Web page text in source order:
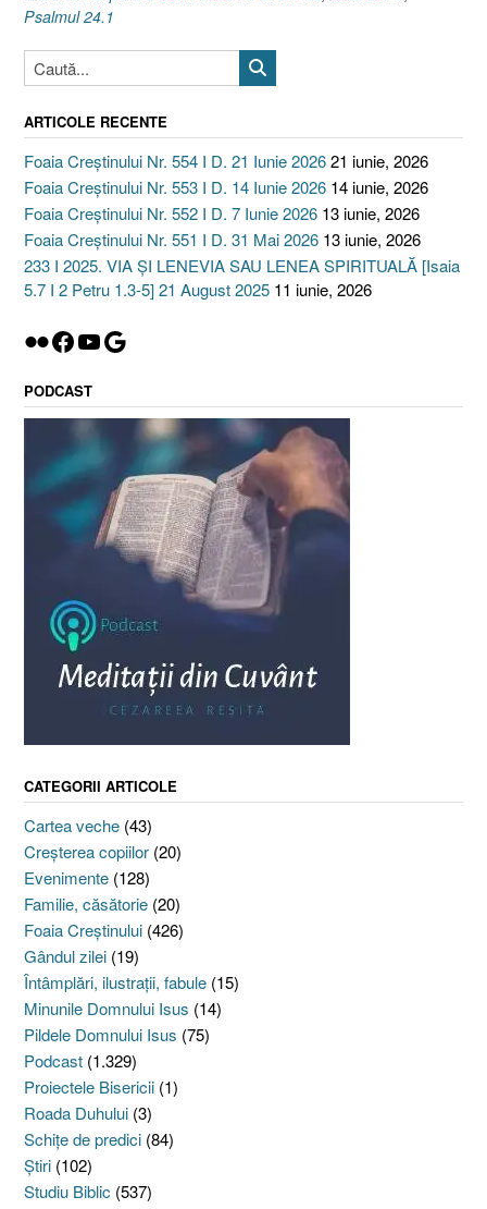
Psalmul 24.1
ARTICOLE RECENTE
Foaia Creștinului Nr. 554 I D. 21 Iunie 202621 iunie, 2026
Foaia Creștinului Nr. 553 I D. 14 Iunie 2026 14 iunie, 2026
Foaia Creștinului Nr. 552 I D. 7 Iunie 2026 13 iunie, 2026
Foaia Creștinului Nr. 551 I D. 31 Mai 2026 13 iunie, 2026
233 I 2025. VIA ȘI LENEVIA SAU LENEA SPIRITUALĂ [Isaia
5.7 I 2 Petru 1.3-5] 21 August 2025 11 iunie, 2026
Flickr
Facebook
YouTube
Google
PODCAST
CATEGORII ARTICOLE
Cartea veche (43)
Creşterea copiilor (20)
Evenimente (128)
Familie, căsătorie (20)
Foaia Creştinului (426)
Gândul zilei (19)
Întâmplări, ilustraţii, fabule (15)
Minunile Domnului Isus (14)
Pildele Domnului Isus (75)
Podcast (1.329)
Proiectele Bisericii (1)
Roada Duhului (3)
Schiţe de predici (84)
Ştiri (102)
Studiu Biblic (537)